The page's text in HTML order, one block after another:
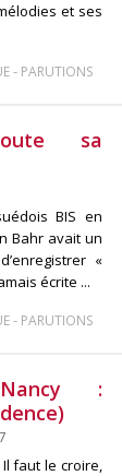
et ses
- PARUTIONS
sa
BIS en
Bahr avait un
«
écrite ...
- PARUTIONS
:
faut le croire,